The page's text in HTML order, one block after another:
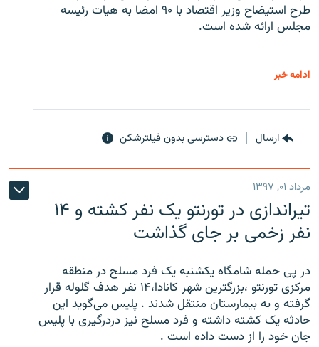
طرح استیضاح وزیر اقتصاد با ۹۰ امضا به هیات رئیسه
مجلس ارائه شده است.
ادامه خبر
ارسال دسترسی بدون فیلترشکن
مرداد ۰۱, ۱۳۹۷
تیراندازی در تورنتو یک نفر کشته و ۱۴
نفر زخمی بر جای گذاشت
در پی حمله شامگاه یکشنبه یک فرد مسلح در منطقه
مرکزی تورنتو ،‌بزرگترین شهر کانادا،۱۴ نفر هدف گلوله قرار
گرفته و به بیمارستان منتقل شدند . پلیس می‌گوید این
حادثه یک کشته داشته و فرد مسلح نیز دردرگیری با پلیس
جان خود را از دست داده است .